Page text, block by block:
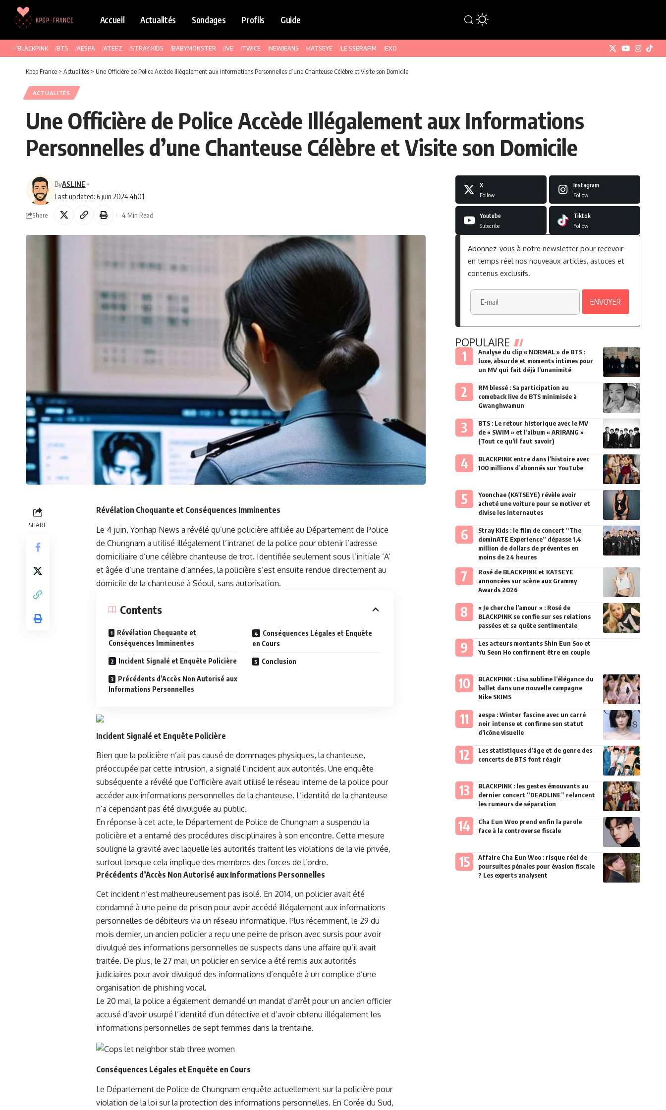
Accueil Actualités Sondages Profils Guide
BLACKPINK BTS AESPA ATEEZ STRAY KIDS BABYMONSTER IVE TWICE NEWJEANS KATSEYE LE SSERAFIM EXO
Kpop France > Actualités > Une Officière de Police Accède Illégalement aux Informations Personnelles d’une Chanteuse Célèbre et Visite son Domicile
ACTUALITÉS
Une Officière de Police Accède Illégalement aux Informations
Personnelles d’une Chanteuse Célèbre et Visite son Domicile
Last updated: 6 juin 2024 4h01
ByASLINE
Share 4 Min Read
SHARE
Révélation Choquante et Conséquences Imminentes
Le 4 juin, Yonhap News a révélé qu’une policière affiliée au Département de Police
de Chungnam a utilisé illégalement l’intranet de la police pour obtenir l’adresse
domiciliaire d’une célèbre chanteuse de trot. Identifiée seulement sous l’initiale ‘A’
et âgée d’une trentaine d’années, la policière s’est ensuite rendue directement au
domicile de la chanteuse à Séoul, sans autorisation.
Contents
Révélation Choquante et
Conséquences Imminentes
Incident Signalé et Enquête Policière
Précédents d’Accès Non Autorisé aux
Informations Personnelles
Conséquences Légales et Enquête
en Cours
Conclusion
Incident Signalé et Enquête Policière
Bien que la policière n’ait pas causé de dommages physiques, la chanteuse,
préoccupée par cette intrusion, a signalé l’incident aux autorités. Une enquête
subséquente a révélé que l’officière avait utilisé le réseau interne de la police pour
accéder aux informations personnelles de la chanteuse. L’identité de la chanteuse
n’a cependant pas été divulguée au public.
En réponse à cet acte, le Département de Police de Chungnam a suspendu la
policière et a entamé des procédures disciplinaires à son encontre. Cette mesure
souligne la gravité avec laquelle les autorités traitent les violations de la vie privée,
surtout lorsque cela implique des membres des forces de l’ordre.
Précédents d’Accès Non Autorisé aux Informations Personnelles
Cet incident n’est malheureusement pas isolé. En 2014, un policier avait été
condamné à une peine de prison pour avoir accédé illégalement aux informations
personnelles de débiteurs via un réseau informatique. Plus récemment, le 29 du
mois dernier, un ancien policier a reçu une peine de prison avec sursis pour avoir
divulgué des informations personnelles de suspects dans une affaire qu’il avait
traitée. De plus, le 27 mai, un policier en service a été remis aux autorités
judiciaires pour avoir divulgué des informations d’enquête à un complice d’une
organisation de phishing vocal.
Le 20 mai, la police a également demandé un mandat d’arrêt pour un ancien officier
accusé d’avoir usurpé l’identité d’un détective et d’avoir obtenu illégalement les
informations personnelles de sept femmes dans la trentaine.
Conséquences Légales et Enquête en Cours
Le Département de Police de Chungnam enquête actuellement sur la policière pour
violation de la loi sur la protection des informations personnelles. En Corée du Sud,
X
Follow
Instagram
Follow
Youtube
Subscribe
Tiktok
Follow
Abonnez-vous à notre newsletter pour recevoir
en temps réel nos nouveaux articles, astuces et
contenus exclusifs.
POPULAIRE
Analyse du clip « NORMAL » de BTS :
luxe, absurde et moments intimes pour
un MV qui fait déjà l’unanimité
RM blessé : Sa participation au
comeback live de BTS minimisée à
Gwanghwamun
BTS : Le retour historique avec le MV
de « SWIM » et l’album « ARIRANG »
(Tout ce qu’il faut savoir)
BLACKPINK entre dans l’histoire avec
100 millions d’abonnés sur YouTube
Yoonchae (KATSEYE) révèle avoir
acheté une voiture pour se motiver et
divise les internautes
Stray Kids : le film de concert “The
dominATE Experience” dépasse 1,4
million de dollars de préventes en
moins de 24 heures
Rosé de BLACKPINK et KATSEYE
annoncées sur scène aux Grammy
Awards 2026
« Je cherche l’amour » : Rosé de
BLACKPINK se confie sur ses relations
passées et sa quête sentimentale
Les acteurs montants Shin Eun Soo et
Yu Seon Ho confirment être en couple
BLACKPINK : Lisa sublime l’élégance du
ballet dans une nouvelle campagne
Nike SKIMS
aespa : Winter fascine avec un carré
noir intense et confirme son statut
d’icône visuelle
Les statistiques d’âge et de genre des
concerts de BTS font réagir
BLACKPINK : les gestes émouvants au
dernier concert “DEADLINE” relancent
les rumeurs de séparation
Cha Eun Woo prend enfin la parole
face à la controverse fiscale
Affaire Cha Eun Woo : risque réel de
poursuites pénales pour évasion fiscale
? Les experts analysent